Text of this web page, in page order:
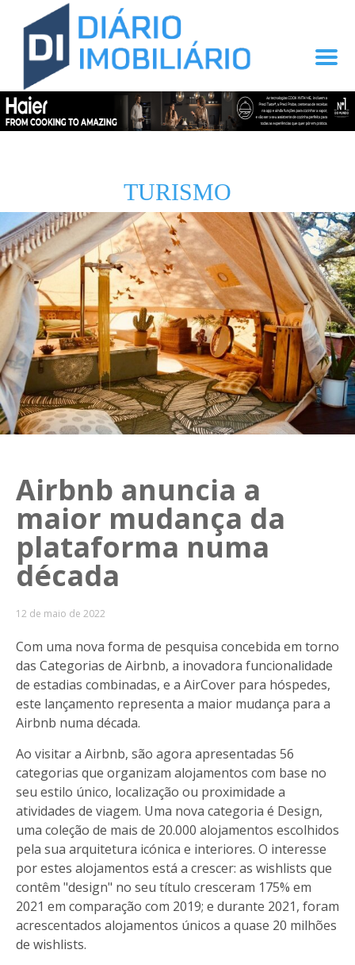
TURISMO
Airbnb anuncia a
maior mudança da
plataforma numa
década
12 de maio de 2022
Com uma nova forma de pesquisa concebida em torno
das Categorias de Airbnb, a inovadora funcionalidade
de estadias combinadas, e a AirCover para hóspedes,
este lançamento representa a maior mudança para a
Airbnb numa década.
Ao visitar a Airbnb, são agora apresentadas 56
categorias que organizam alojamentos com base no
seu estilo único, localização ou proximidade a
atividades de viagem. Uma nova categoria é Design,
uma coleção de mais de 20.000 alojamentos escolhidos
pela sua arquitetura icónica e interiores. O interesse
por estes alojamentos está a crescer: as wishlists que
contêm "design" no seu título cresceram 175% em
2021 em comparação com 2019; e durante 2021, foram
acrescentados alojamentos únicos a quase 20 milhões
de wishlists.